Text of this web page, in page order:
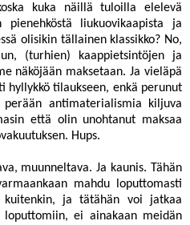
kuka näillä tuloilla elelevä
pienehköstä liukuovikaapista ja
olisikin tällainen klassikko? No,
(turhien) kaappietsintöjen ja
näköjään maksetaan. Ja vieläpä
hyllykkö tilaukseen, enkä perunut
antimaterialismia kiljuva
että olin unohtanut maksaa
Hups.
muunneltava. Ja kaunis. Tähän
mahdu loputtomasti
ja tätähän voi jatkaa
ei ainakaan meidän